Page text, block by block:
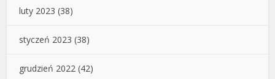
luty 2023 (38)
styczeń 2023 (38)
grudzień 2022 (42)